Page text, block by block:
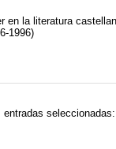
en la literatura
1996)
entradas seleccionadas: